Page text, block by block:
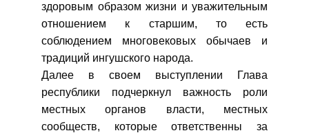
здоровым образом жизни и уважительным
отношением к старшим, то есть
соблюдением многовековых обычаев и
традиций ингушского народа.
Далее в своем выступлении Глава
республики подчеркнул важность роли
местных органов власти, местных
сообществ, которые ответственны за